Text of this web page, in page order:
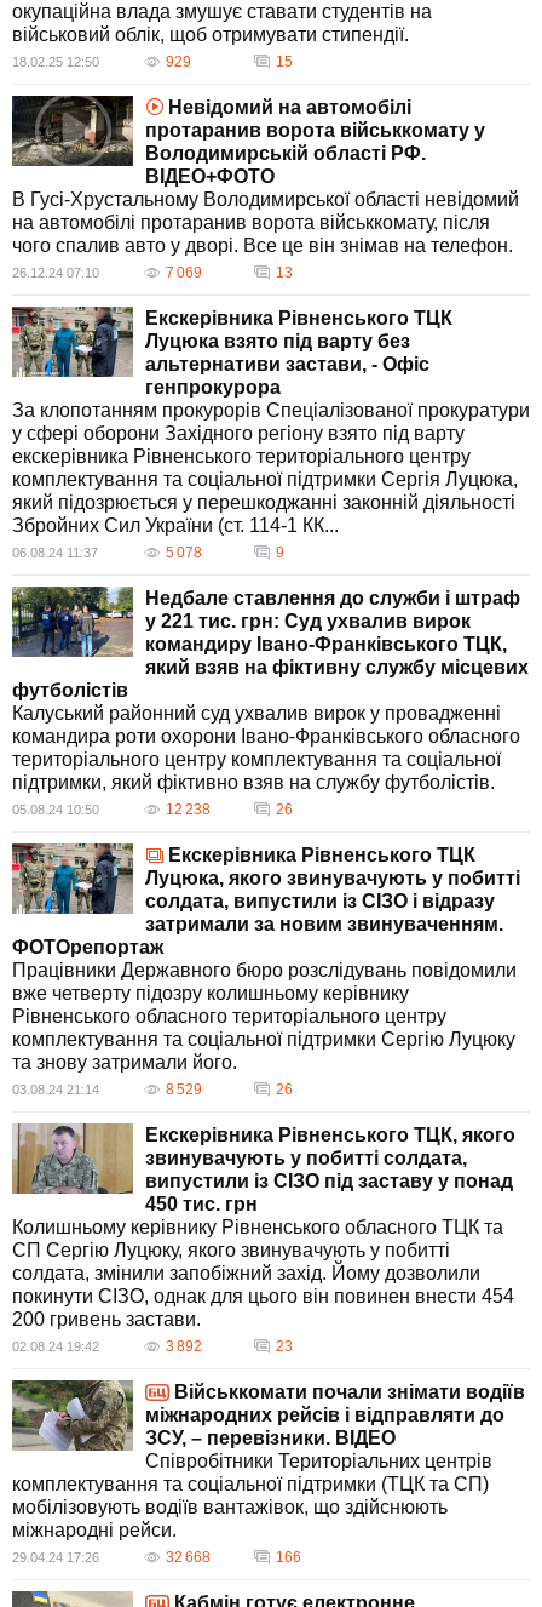
окупаційна влада змушує ставати студентів на
військовий облік, щоб отримувати стипендії.
18.02.25 12:50 929 15
Невідомий на автомобілі
протаранив ворота військкомату у
Володимирській області РФ.
ВІДЕО+ФОТО
В Гусі-Хрустальному Володимирської області невідомий
на автомобілі протаранив ворота військкомату, після
чого спалив авто у дворі. Все це він знімав на телефон.
26.12.24 07:10 7 069 13
Екскерівника Рівненського ТЦК
Луцюка взято під варту без
альтернативи застави, - Офіс
генпрокурора
За клопотанням прокурорів Спеціалізованої прокуратури
у сфері оборони Західного регіону взято під варту
екскерівника Рівненського територіального центру
комплектування та соціальної підтримки Сергія Луцюка,
який підозрюється у перешкоджанні законній діяльності
Збройних Сил України (ст. 114-1 КК...
06.08.24 11:37 5 078 9
Недбале ставлення до служби і штраф
у 221 тис. грн: Суд ухвалив вирок
командиру Івано-Франківського ТЦК,
який взяв на фіктивну службу місцевих
футболістів
Калуський районний суд ухвалив вирок у провадженні
командира роти охорони Івано-Франківського обласного
територіального центру комплектування та соціальної
підтримки, який фіктивно взяв на службу футболістів.
05.08.24 10:50 12 238 26
Екскерівника Рівненського ТЦК
Луцюка, якого звинувачують у побитті
солдата, випустили із СІЗО і відразу
затримали за новим звинуваченням.
ФОТОрепортаж
Працівники Державного бюро розслідувань повідомили
вже четверту підозру колишньому керівнику
Рівненського обласного територіального центру
комплектування та соціальної підтримки Сергію Луцюку
та знову затримали його.
03.08.24 21:14 8 529 26
Екскерівника Рівненського ТЦК, якого
звинувачують у побитті солдата,
випустили із СІЗО під заставу у понад
450 тис. грн
Колишньому керівнику Рівненського обласного ТЦК та
СП Сергію Луцюку, якого звинувачують у побитті
солдата, змінили запобіжний захід. Йому дозволили
покинути СІЗО, однак для цього він повинен внести 454
200 гривень застави.
02.08.24 19:42 3 892 23
Військкомати почали знімати водіїв
міжнародних рейсів і відправляти до
ЗСУ, – перевізники. ВIДЕО
Співробітники Територіальних центрів
комплектування та соціальної підтримки (ТЦК та СП)
мобілізовують водіїв вантажівок, що здійснюють
міжнародні рейси.
29.04.24 17:26 32 668 166
Кабмін готує електронне